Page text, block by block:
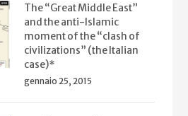
The “Great Middle East”
and the anti-Islamic
moment of the “clash of
civilizations” (the Italian
case)*
gennaio 25, 2015